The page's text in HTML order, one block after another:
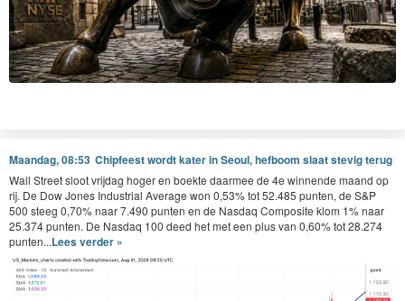
Maandag, 08:53 Chipfeest wordt kater in Seoul, hefboom slaat stevig terug
Wall Street sloot vrijdag hoger en boekte daarmee de 4e winnende maand op
rij. De Dow Jones Industrial Average won 0,53% tot 52.485 punten, de S&P
500 steeg 0,70% naar 7.490 punten en de Nasdaq Composite klom 1% naar
25.374 punten. De Nasdaq 100 deed het met een plus van 0,60% tot 28.274
punten...Lees verder »